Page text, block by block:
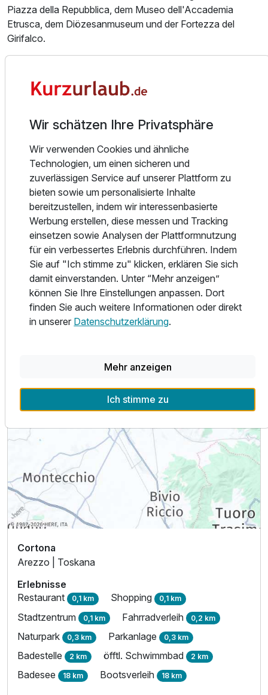
Piazza della Repubblica, dem Museo dell'Accademia
Etrusca, dem Diözesanmuseum und der Fortezza del
Girifalco.
etwa 30 km entfernt, Florenz 110 km, Siena 80 km und
Perugia 50 km. Die Apartments bieten so einen perfekten
Highlights der Toskana und Umbriens zu entdecken.
Alle Infos zum Cortona Charme luxury apartements
Lage & Umgebung
Cortona
Arezzo | Toskana
Erlebnisse
Restaurant 0,1 km Shopping 0,1 km
Stadtzentrum 0,1 km Fahrradverleih 0,2 km
Naturpark 0,3 km Parkanlage 0,3 km
Badestelle 2 km öfftl. Schwimmbad 2 km
Badesee 18 km Bootsverleih 18 km
Wir schätzen Ihre Privatsphäre
Wir verwenden Cookies und ähnliche
Technologien, um einen sicheren und
zuverlässigen Service auf unserer Plattform zu
bieten sowie um personalisierte Inhalte
bereitzustellen, indem wir interessenbasierte
Werbung erstellen, diese messen und Tracking
einsetzen sowie Analysen der Plattformnutzung
für ein verbessertes Erlebnis durchführen. Indem
Sie auf "Ich stimme zu" klicken, erklären Sie sich
damit einverstanden. Unter “Mehr anzeigen”
können Sie Ihre Einstellungen anpassen. Dort
finden Sie auch weitere Informationen oder direkt
in unserer Datenschutzerklärung.
Mehr anzeigen
Ich stimme zu